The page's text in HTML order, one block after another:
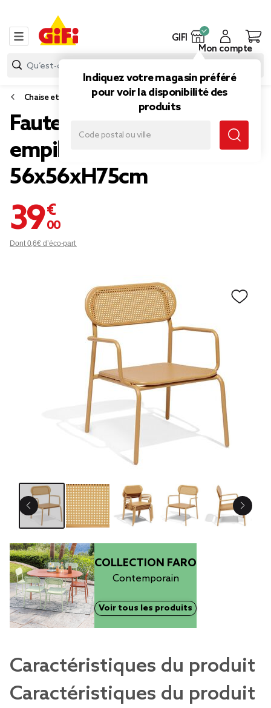
GIFI
Indiquez votre magasin préféré
pour voir la disponibilité des
produits
Mon compte
Chaise et banc de jardin
Fauteuil de jardin bas Faro
empilable métal orange
56x56xH75cm
39,00 €
Dont 0,6€ d’éco-part
COLLECTION FARO
Contemporain
Voir tous les produits
Caractéristiques du produit
Caractéristiques du produit